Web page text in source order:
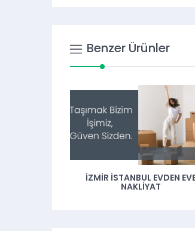
Benzer Ürünler
İZMIR İSTANBUL EVDEN EVE
NAKLIYAT